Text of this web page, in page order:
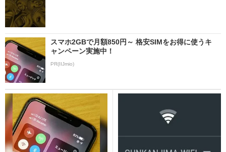
スマホ2GBで月額850円～ 格安SIMをお得に使うキ
ャンペーン実施中！
PR(IIJmio)